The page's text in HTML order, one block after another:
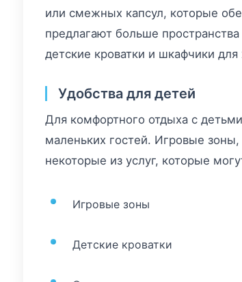
или смежных капсул, которые
предлагают больше
детские кроватки и шкафчики
Удобства для детей
Для комфортного отдыха с
маленьких гостей. Игровые
некоторые из услуг, которые
Игровые зоны
Детские кроватки